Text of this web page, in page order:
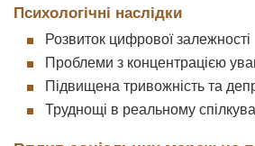
Психологічні наслідки
Розвиток цифрової залежності
Проблеми з концентрацією
Підвищена тривожність та
Труднощі в реальному